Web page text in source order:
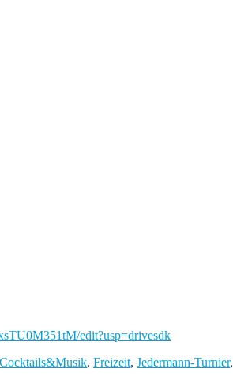
edit?usp=drivesdk
Cocktails&Musik, Freizeit, Jedermann-Turnier,